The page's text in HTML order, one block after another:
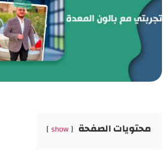
محتويات الصفحة show